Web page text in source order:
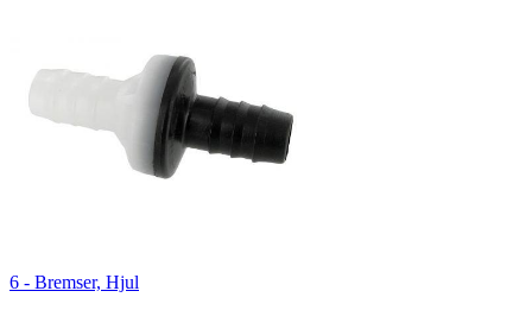
6 - Bremser, Hjul